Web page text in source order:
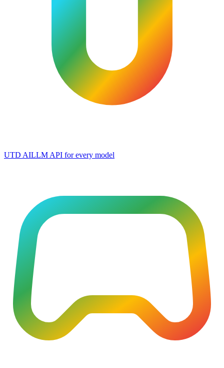
UTD AILLM API for every model